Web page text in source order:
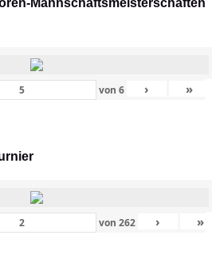
Mannschaftsmeisterschaften
von6 › »
von262 › »